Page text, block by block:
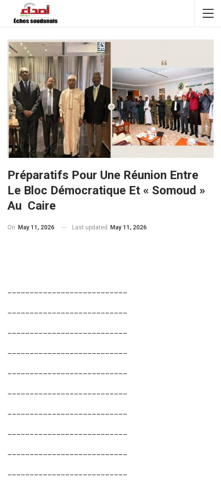
Préparatifs Pour Une Réunion Entre
Le Bloc Démocratique Et « Somoud »
Au Caire
On May 11, 2026 Last updated May 11, 2026